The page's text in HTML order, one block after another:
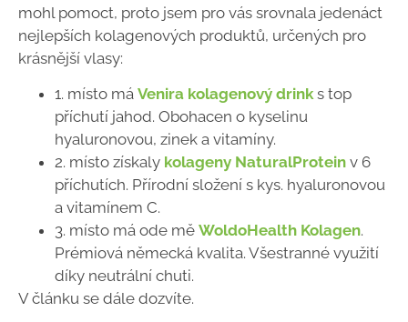
mohl pomoct, proto jsem pro vás srovnala jedenáct
nejlepších kolagenových produktů, určených pro
krásnější vlasy:
1. místo má Venira kolagenový drinks top
příchutí jahod. Obohacen o kyselinu
hyaluronovou, zinek a vitamíny.
2. místo získaly kolageny NaturalProtein v 6
příchutích. Přírodní složení s kys. hyaluronovou
a vitamínem C.
3. místo má ode mě WoldoHealth Kolagen.
Prémiová německá kvalita. Všestranné využití
díky neutrální chuti.
V článku se dále dozvíte.